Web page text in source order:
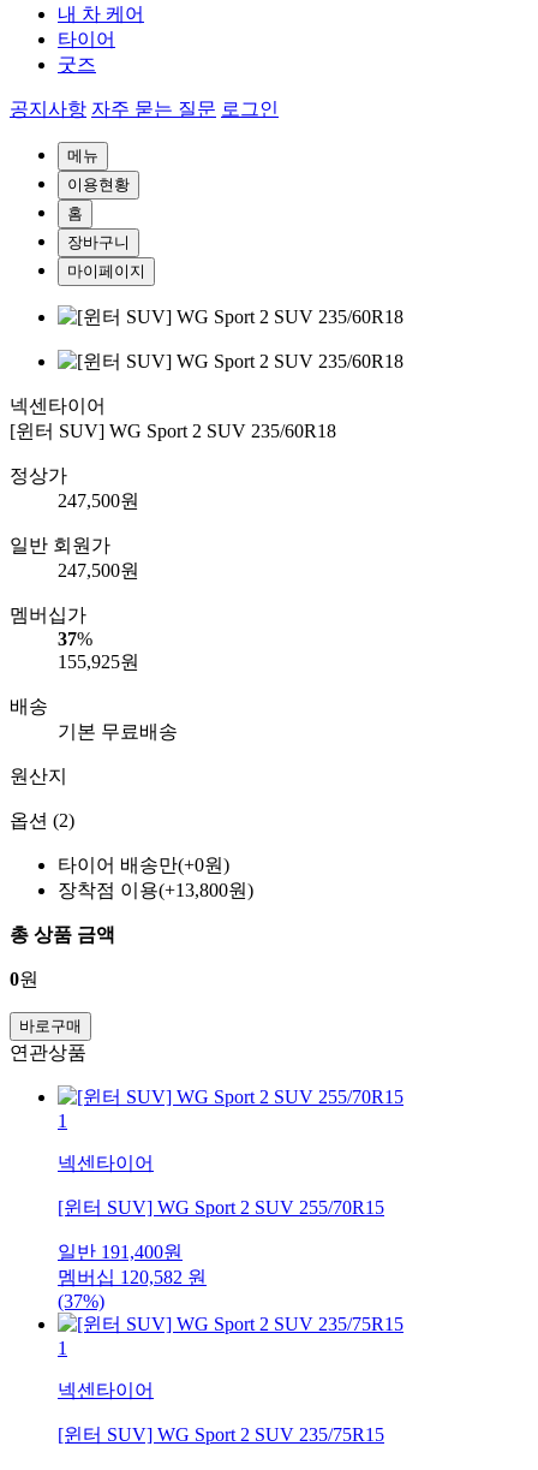
내 차 케어
타이어
굿즈
공지사항 자주 묻는 질문 로그인
메뉴
이용현황
홈
장바구니
마이페이지
넥센타이어
[윈터 SUV] WG Sport 2 SUV 235/60R18
정상가
247,500원
일반 회원가
247,500원
멤버십가
37%
155,925원
배송
기본 무료배송
원산지
옵션 (2)
타이어 배송만(+0원)
장착점 이용(+13,800원)
총 상품 금액
0원
바로구매
연관상품
1
넥센타이어
[윈터 SUV] WG Sport 2 SUV 255/70R15
일반 191,400원
멤버십 120,582 원
(37%)
1
넥센타이어
[윈터 SUV] WG Sport 2 SUV 235/75R15